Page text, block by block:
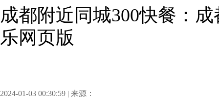
成都附近同城300快餐：
乐网页版
2024-01-03 00:30:59 | 来源：